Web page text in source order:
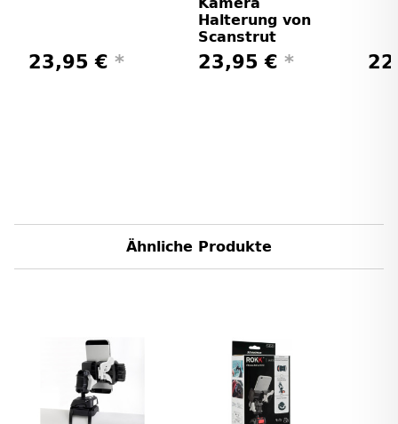
23,95 € *
Halterung von
Scanstrut
23,95 € *
Ähnliche Produkte